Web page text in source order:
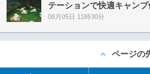
テーションで快適キャン
08月05日 11時30分
ページの